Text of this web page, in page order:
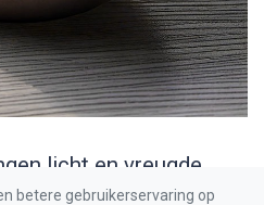
licht en vreugde
betere gebruikerservaring op